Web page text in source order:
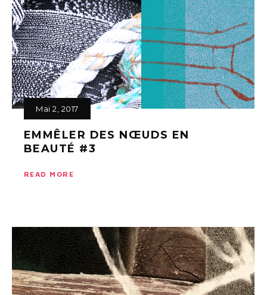
Mai 2, 2017
EMMÊLER DES NŒUDS EN
BEAUTÉ #3
READ MORE